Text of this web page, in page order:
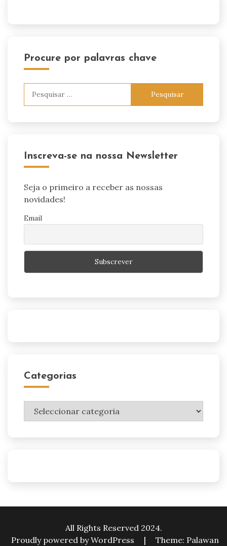
Procure por palavras chave
Inscreva-se na nossa Newsletter
Seja o primeiro a receber as nossas
novidades!
Email
Categorias
Categorias
All Rights Reserved 2024.
Proudly powered by WordPress
| Theme: Palawan